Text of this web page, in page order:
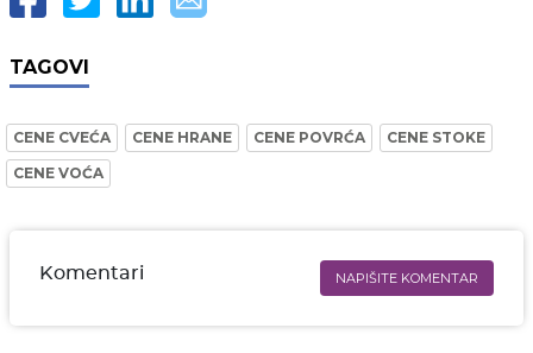
TAGOVI
CENE CVEĆA CENE HRANE CENE POVRĆA
CENE STOKE
CENE VOĆA
Komentari NAPIŠITE KOMENTAR